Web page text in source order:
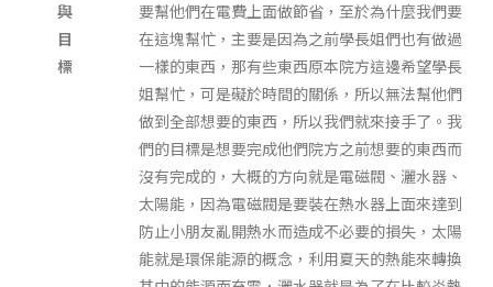
與
目
標
要幫他們在電費上面做節省，至於為什麼我們要
在這塊幫忙，主要是因為之前學長姐們也有做過
一樣的東西，那有些東西原本院方這邊希望學長
姐幫忙，可是礙於時間的關係，所以無法幫他們
做到全部想要的東西，所以我們就來接手了。我
們的目標是想要完成他們院方之前想要的東西而
沒有完成的，大概的方向就是電磁閥、灑水器、
太陽能，因為電磁閥是要裝在熱水器上面來達到
防止小朋友亂開熱水而造成不必要的損失，太陽
能就是環保能源的概念，利用夏天的熱能來轉換